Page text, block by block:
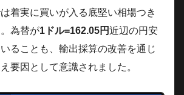
着実に買いが入る底堅い相場つき
為替が1ドル=162.05円近辺の円安
ることも、輸出採算の改善を通じ
要因として意識されました。